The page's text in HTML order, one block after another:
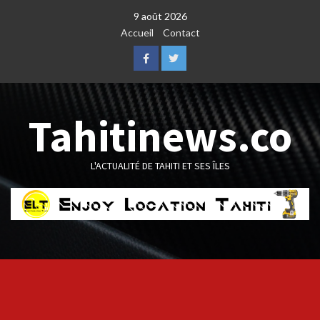
9 août 2026
Accueil
Contact
FacebookTwitter
Tahitinews.co
L'ACTUALITÉ DE TAHITI ET SES ÎLES